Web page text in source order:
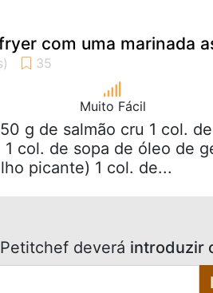
com uma marinada
Muito Fácil
g de salmão cru 1 col.
1 col. de sopa de óleo de
picante) 1 col. de...
deverá introduzir